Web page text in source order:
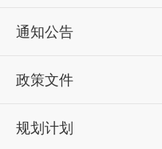
通知公告
政策文件
规划计划